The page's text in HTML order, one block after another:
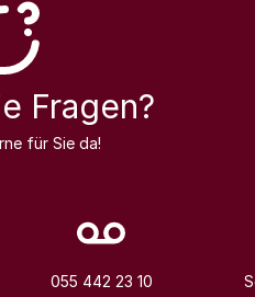
Fragen?
für Sie da!
055 442 23 10